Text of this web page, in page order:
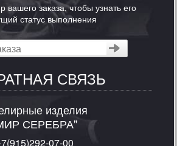
вашего заказа, чтобы узнать его
статус выполнения
СВЯЗЬ
изделия
СЕРЕБРА"
07-00